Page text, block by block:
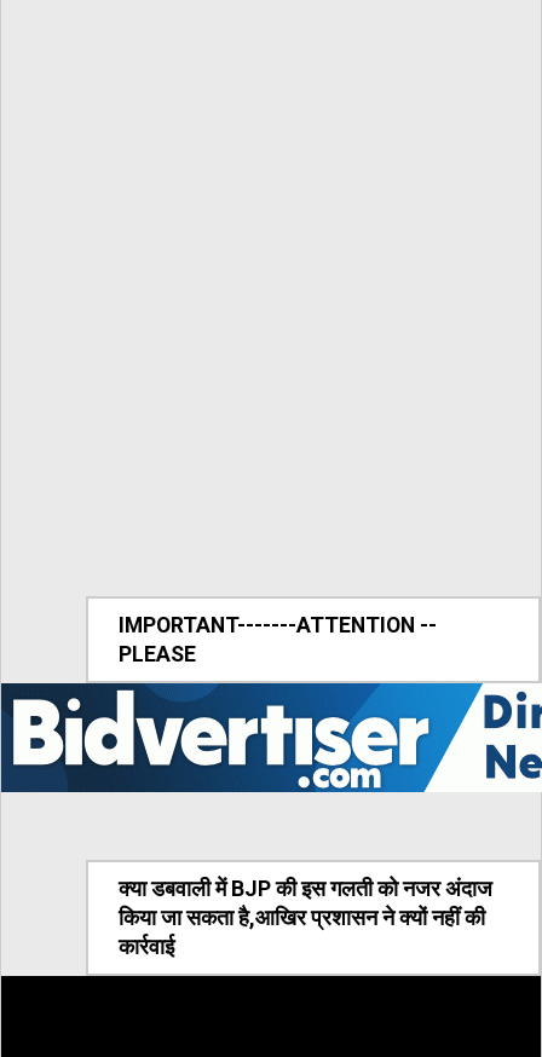
IMPORTANT-------ATTENTION --
PLEASE
क्या डबवाली में BJP की इस गलती को नजर अंदाज
किया जा सकता है,आखिर प्रशासन ने क्यों नहीं की
कार्रवाई